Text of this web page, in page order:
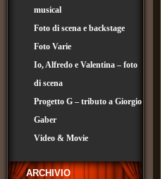
musical
Foto di scena e backstage
Foto Varie
Io, Alfredo e Valentina – foto
di scena
Progetto G – tributo a Giorgio
Gaber
Video & Movie
ARCHIVIO